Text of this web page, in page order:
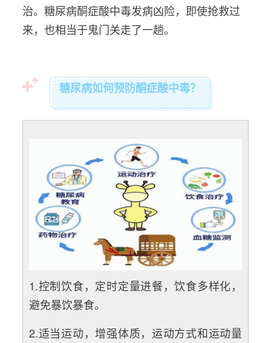
治。糖尿病酮症酸中毒发病凶险，即使抢救过
来，也相当于鬼门关走了一趟。
糖尿病如何预防酮症酸中毒？
1.控制饮食，定时定量进餐，饮食多样化，
避免暴饮暴食。
2.适当运动，增强体质，运动方式和运动量